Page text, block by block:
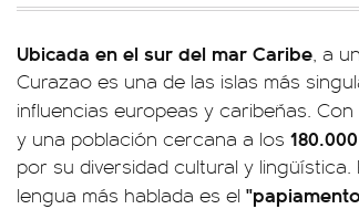
Ubicada en el sur del mar Caribe, a
Curazao es una de las islas más
influencias europeas y caribeñas. Con
y una población cercana a los
por su diversidad cultural y
lengua más hablada es el